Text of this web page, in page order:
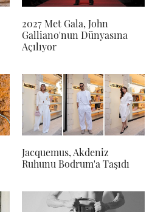
2027 Met Gala, John
Galliano'nun Dünyasına
Açılıyor
Jacquemus, Akdeniz
Ruhunu Bodrum'a Taşıdı